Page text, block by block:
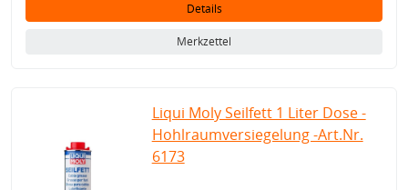
Details
Merkzettel
Liqui Moly Seilfett 1 Liter Dose -
Hohlraumversiegelung -Art.Nr.
6173